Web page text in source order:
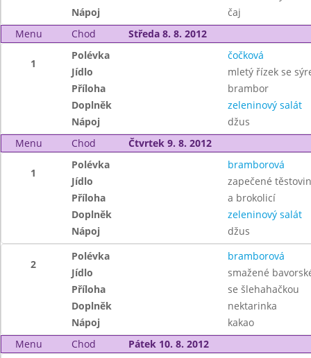
Nápoj
čaj
Menu
Chod Středa 8. 8. 2012
1
Polévka
čočková
Jídlo
mletý řízek se
Příloha
brambor
Doplněk
zeleninový salát
Nápoj
džus
Menu
Chod Čtvrtek 9. 8. 2012
1
Polévka
bramborová
Jídlo
zapečené
Příloha
a brokolicí
Doplněk
zeleninový salát
Nápoj
džus
2
Polévka
bramborová
Jídlo
smažené
Příloha
se šlehahačkou
Doplněk
nektarinka
Nápoj
kakao
Menu
Chod Pátek 10. 8. 2012